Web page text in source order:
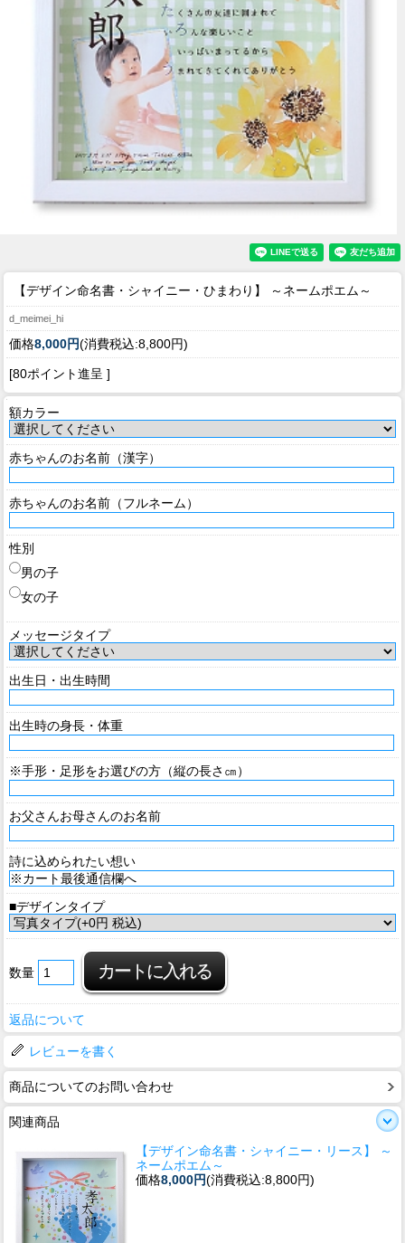
【デザイン命名書・シャイニー・ひまわり】 ～ネームポエム～
d_meimei_hi
価格8,000円(消費税込:8,800円)
[80ポイント進呈 ]
額カラー
赤ちゃんのお名前（漢字）
赤ちゃんのお名前（フルネーム）
性別
男の子
女の子
メッセージタイプ
出生日・出生時間
出生時の身長・体重
※手形・足形をお選びの方（縦の長さ㎝）
お父さんお母さんのお名前
詩に込められたい想い
■デザインタイプ
数量
返品について
レビューを書く
商品についてのお問い合わせ
関連商品
【デザイン命名書・シャイニー・リース】 ～
ネームポエム～
価格8,000円(消費税込:8,800円)